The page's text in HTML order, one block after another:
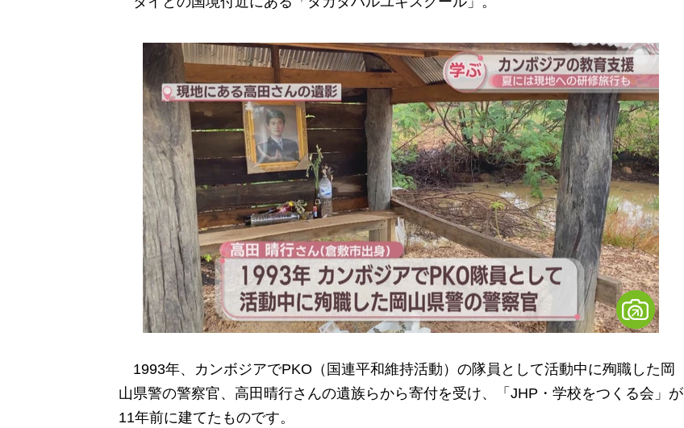
1993年、カンボジアでPKO（国連平和維持活動）の隊員として活動中に殉職した岡
山県警の警察官、高田晴行さんの遺族らから寄付を受け、「JHP・学校をつくる会」が
11年前に建てたものです。